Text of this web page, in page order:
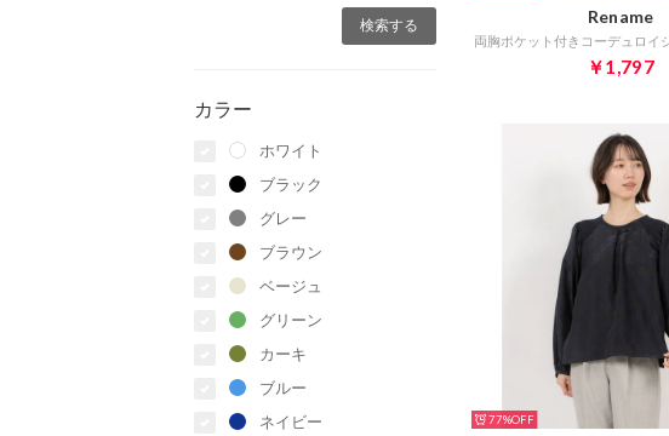
カラー
ホワイト
ブラック
グレー
ブラウン
ベージュ
グリーン
カーキ
ブルー
ネイビー
Rename
￥1,797
77%